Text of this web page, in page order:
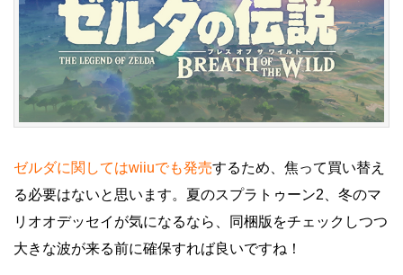
ゼルダに関してはwiiuでも発売するため、焦って買い替え
る必要はないと思います。夏のスプラトゥーン2、冬のマ
リオオデッセイが気になるなら、同梱版をチェックしつつ
大きな波が来る前に確保すれば良いですね！